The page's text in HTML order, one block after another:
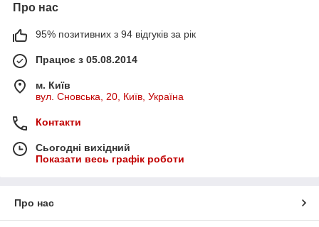
Про нас
95% позитивних з 94 відгуків за рік
Працює з 05.08.2014
м. Київ
вул. Сновська, 20, Київ, Україна
Контакти
Сьогодні вихідний
Показати весь графік роботи
Про нас